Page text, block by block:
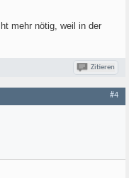
mehr nötig, weil in der
Zitieren
#4